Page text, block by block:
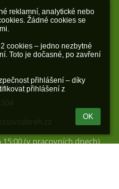
reklamní, analytické nebo
Žádné cookies se
cookies – jedno nezbytné
Toto je dočasné, po zavření
přihlášení – díky
přihlášení z
OK
728
(v pracovních dnech)